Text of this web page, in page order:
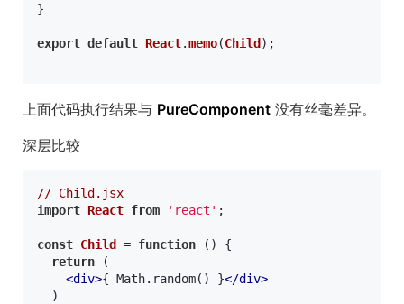
}
export default React.memo(Child );
上面代码执行结果与 PureComponent 没有丝毫差异。
深层比较
// Child.jsx
import React from 'react' ;
const Child = function ( ) {
return (
<div>{ Math.random() }</div>
  )